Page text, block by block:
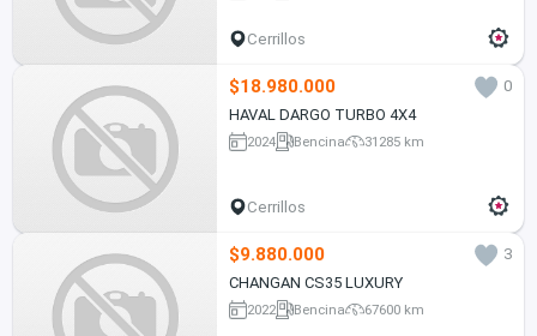
Cerrillos
$18.980.000
0
HAVAL DARGO TURBO 4X4
2024 Bencina 31285 km
Cerrillos
$9.880.000
3
CHANGAN CS35 LUXURY
2022 Bencina 67600 km